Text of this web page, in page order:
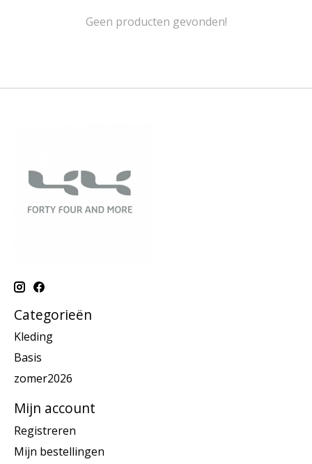
Geen producten gevonden!
Categorieën
Kleding
Basis
zomer2026
Mijn account
Registreren
Mijn bestellingen